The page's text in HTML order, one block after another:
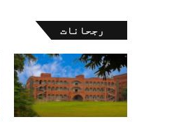
رجحانات